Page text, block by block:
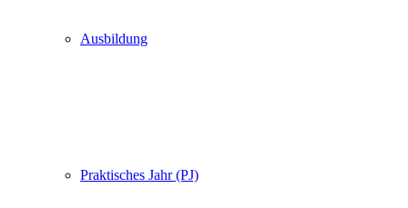
Ausbildung
Praktisches Jahr (PJ)